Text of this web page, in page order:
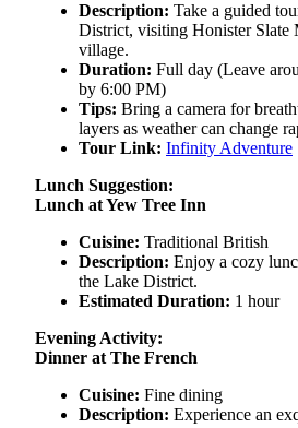
Description: Take a guided
District, visiting Honister Slate
village.
Duration: Full day (Leave
by 6:00 PM)
Tips: Bring a camera for
layers as weather can change
Tour Link: Infinity Adventure
Lunch Suggestion:
Lunch at Yew Tree Inn
Cuisine: Traditional British
Description: Enjoy a cozy
the Lake District.
Estimated Duration: 1 hour
Evening Activity:
Dinner at The French
Cuisine: Fine dining
Description: Experience an